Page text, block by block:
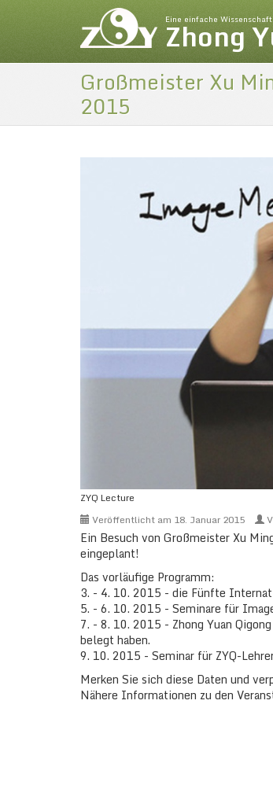
Eine einfache
Zhong
Großmeister Xu
2015
ZYQ Lecture
Veröffentlicht am 18. Januar 2015
Ein Besuch von Großmeister Xu
eingeplant!
Das vorläufige Programm:
3. - 4. 10. 2015 - die Fünfte
5. - 6. 10. 2015 - Seminare für
7. - 8. 10. 2015 - Zhong Yuan
belegt haben.
9. 10. 2015 - Seminar für ZYQ-
Merken Sie sich diese Daten und
Nähere Informationen zu den